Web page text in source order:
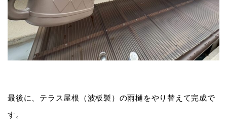
最後に、テラス屋根（波板製）の雨樋をやり替えて完成で
す。